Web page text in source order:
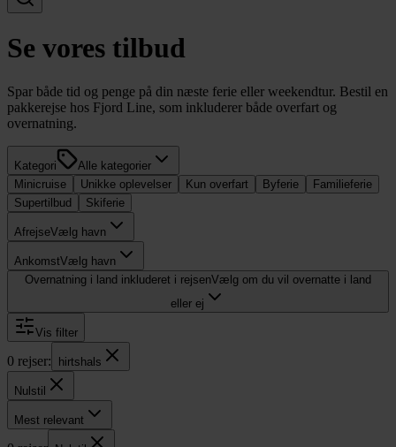
Se vores tilbud
Spar både tid og penge på din næste ferie eller weekendtur. Bestil en
pakkerejse hos Fjord Line, som inkluderer både overfart og
overnatning.
Kategori
Alle kategorier
Minicruise
Unikke oplevelser Kun overfart Byferie
Familieferie
Supertilbud
Skiferie
AfrejseVælg havn
AnkomstVælg havn
Overnatning i land inkluderet i rejsenVælg om du vil overnatte i land
eller ej
Vis filter
0 rejser: hirtshals
Nulstil
Mest relevant